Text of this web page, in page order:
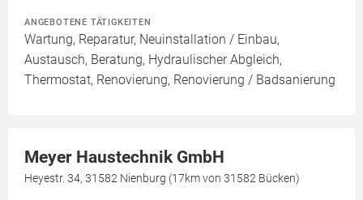
ANGEBOTENE TÄTIGKEITEN
Wartung, Reparatur, Neuinstallation / Einbau,
Austausch, Beratung, Hydraulischer Abgleich,
Thermostat, Renovierung, Renovierung / Badsanierung
Meyer Haustechnik GmbH
Heyestr. 34, 31582 Nienburg (17km von 31582 Bücken)